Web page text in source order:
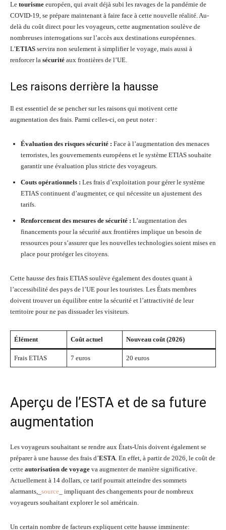
Le tourisme européen, qui avait déjà subi les ravages de la pandémie de
COVID-19, se prépare maintenant à faire face à cette nouvelle réalité. Au-
delà du coût direct pour les voyageurs, cette augmentation soulève de
nombreuses interrogations sur l’accès aux destinations européennes.
L’ETIAS servira non seulement à simplifier le voyage, mais aussi à
renforcer la sécurité aux frontières de l’UE.
Les raisons derrière la hausse
Il est essentiel de se pencher sur les raisons qui motivent cette
augmentation des frais. Parmi celles-ci, on peut noter :
Évaluation des risques sécurité : Face à l’augmentation des menaces
terroristes, les gouvernements européens et le système ETIAS souhaite
garantir une évaluation plus stricte des voyageurs.
Couts opérationnels : Les frais d’exploitation pour gérer le système
ETIAS continuent d’augmenter, ce qui nécessite un ajustement des
tarifs.
Renforcement des mesures de sécurité : L’augmentation des
financements pour la sécurité aux frontières implique un besoin de
ressources pour s’assurer que les nouvelles technologies soient mises en
place pour protéger les citoyens.
Cette hausse des frais ETIAS soulève également des doutes quant à
l’accessibilité des pays de l’UE pour les touristes. Les États membres
doivent trouver un équilibre entre la sécurité et l’attractivité de leur
territoire pour ne pas dissuader les visiteurs.
Élément Coût actuel Nouveau coût (2026)
Frais ETIAS 7 euros 20 euros
Aperçu de l’ESTA et de sa future
augmentation
Les voyageurs souhaitant se rendre aux États-Unis doivent également se
préparer à une hausse des frais d’ESTA. En effet, à partir de 2026, le coût de
cette autorisation de voyage va augmenter de manière significative.
Actuellement à 14 dollars, ce tarif pourrait atteindre des sommets
alarmants,_ source _ impliquant des changements pour de nombreux
voyageurs souhaitant explorer le sol américain.
Un certain nombre de facteurs expliquent cette hausse imminente: